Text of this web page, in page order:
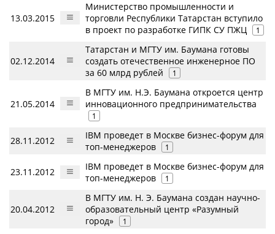
13.03.2015
Министерство промышленности и
торговли Республики Татарстан вступило
в проект по разработке ГИПК СУ ПЖЦ
1
02.12.2014
Татарстан и МГТУ им. Баумана готовы
создать отечественное инженерное ПО
за 60 млрд рублей
1
21.05.2014
В МГТУ им. Н.Э. Баумана откроется центр
инновационного предпринимательства
1
28.11.2012
IBM проведет в Москве бизнес-форум для
топ-менеджеров
1
23.11.2012
IBM проведет в Москве бизнес-форум для
топ-менеджеров
1
20.04.2012
В МГТУ им. Н. Э. Баумана создан научно-
образовательный центр «Разумный
город»
1